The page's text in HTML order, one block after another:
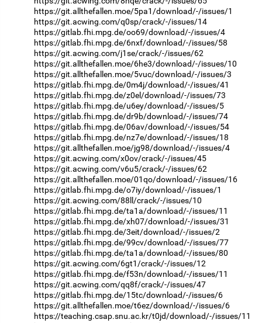
https://git.allthefallen.moe/5pa1/download/-/issues/1
https://git.acwing.com/q0sp/crack/-/issues/14
https://gitlab.fhi.mpg.de/oo69/download/-/issues/4
https://gitlab.fhi.mpg.de/6nxf/download/-/issues/58
https://git.acwing.com/j1se/crack/-/issues/62
https://git.allthefallen.moe/6he3/download/-/issues/10
https://git.allthefallen.moe/5vuc/download/-/issues/3
https://gitlab.fhi.mpg.de/0m4j/download/-/issues/41
https://gitlab.fhi.mpg.de/z0el/download/-/issues/73
https://gitlab.fhi.mpg.de/u6ey/download/-/issues/5
https://gitlab.fhi.mpg.de/dr9b/download/-/issues/74
https://gitlab.fhi.mpg.de/06av/download/-/issues/54
https://gitlab.fhi.mpg.de/nz7e/download/-/issues/18
https://git.allthefallen.moe/jg98/download/-/issues/4
https://git.acwing.com/x0ov/crack/-/issues/45
https://git.acwing.com/v6u5/crack/-/issues/62
https://git.allthefallen.moe/01qo/download/-/issues/16
https://gitlab.fhi.mpg.de/o7iy/download/-/issues/1
https://git.acwing.com/88ll/crack/-/issues/10
https://gitlab.fhi.mpg.de/ta1a/download/-/issues/11
https://gitlab.fhi.mpg.de/xh07/download/-/issues/31
https://gitlab.fhi.mpg.de/3eit/download/-/issues/2
https://gitlab.fhi.mpg.de/99cv/download/-/issues/77
https://gitlab.fhi.mpg.de/ta1a/download/-/issues/80
https://git.acwing.com/6gt1/crack/-/issues/12
https://gitlab.fhi.mpg.de/f53n/download/-/issues/11
https://git.acwing.com/qq8f/crack/-/issues/47
https://gitlab.fhi.mpg.de/15tc/download/-/issues/6
https://git.allthefallen.moe/t6ez/download/-/issues/6
https://teaching.csap.snu.ac.kr/t0jd/download/-/issues/11